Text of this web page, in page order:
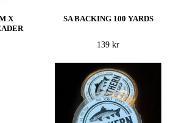
X
SA BACKING 100 YARDS
139 kr